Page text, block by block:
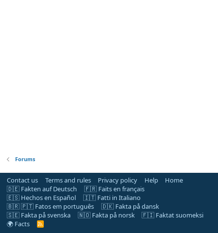
Forums
Contact us Terms and rules Privacy policy Help
Home
🇩🇪 Fakten auf Deutsch
🇫🇷 Faits en français
🇪🇸 Hechos en Español
🇮🇹 Fatti in Italiano
🇧🇷 🇵🇹 Fatos em português
🇩🇰 Fakta på dansk
🇸🇪 Fakta på svenska
🇳🇴 Fakta på norsk
🇫🇮 Faktat suomeksi
🌍 Facts
R